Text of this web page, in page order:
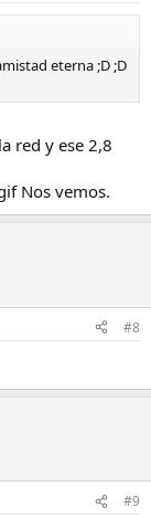
eterna ;D ;D
red y ese 2,8
Nos vemos.
#8
#9